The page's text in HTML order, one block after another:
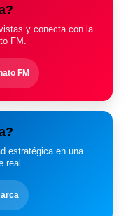
y conecta con la
FM.
FM
estratégica en una
real.